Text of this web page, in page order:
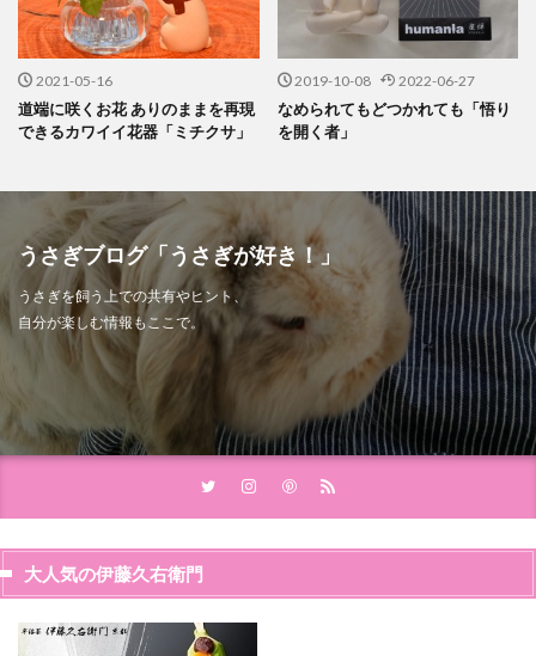
2021-05-16
道端に咲くお花 ありのままを再現
できるカワイイ花器「ミチクサ」
2019-10-08 2022-06-27
なめられてもどつかれても「悟り
を開く者」
うさぎブログ「うさぎが好き！」
うさぎを飼う上での共有やヒント、
自分が楽しむ情報もここで。
大人気の伊藤久右衛門